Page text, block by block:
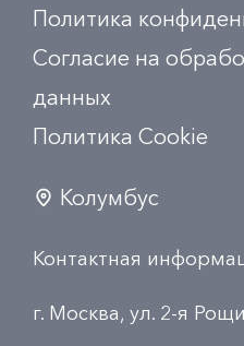
Политика
Согласие на
данных
Политика Сookie
Колумбус
Контактная
г. Москва, ул. 2-я